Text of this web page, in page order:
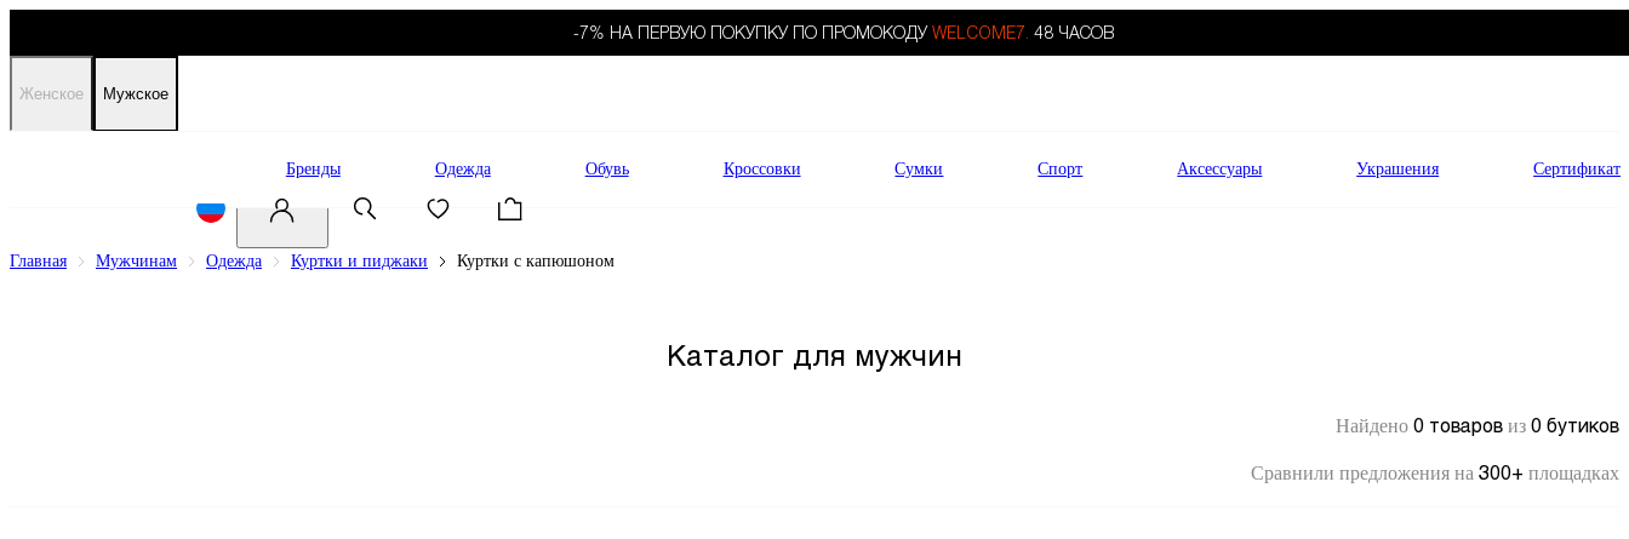
-7% НА ПЕРВУЮ ПОКУПКУ ПО ПРОМОКОДУ WELCOME7. 48 ЧАСОВ
Женское Мужское
Бренды Одежда Обувь Кроссовки Сумки Спорт Аксессуары Украшения Сертификат
Главная Мужчинам Одежда Куртки и пиджаки Куртки с капюшоном
Каталог для мужчин
Найдено 0 товаров из 0 бутиков
Сравнили предложения на 300+ площадках